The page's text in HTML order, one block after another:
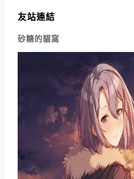
友站連結
砂糖的貓窩